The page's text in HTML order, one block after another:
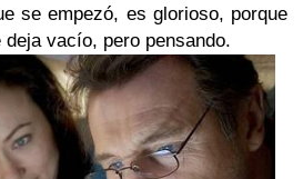
se empezó, es glorioso, porque
vacío, pero pensando.